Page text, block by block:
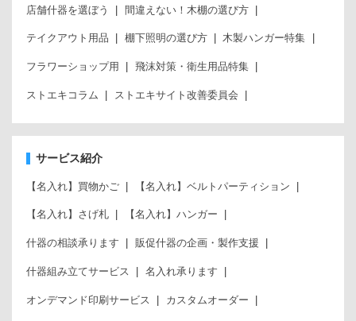
店舗什器を選ぼう 間違えない！木棚の選び方
テイクアウト用品 棚下照明の選び方 木製ハンガー特集
フラワーショップ用 飛沫対策・衛生用品特集
ストエキコラム ストエキサイト改善委員会
サービス紹介
【名入れ】買物かご 【名入れ】ベルトパーティション
【名入れ】さげ札 【名入れ】ハンガー
什器の相談承ります 販促什器の企画・製作支援
什器組み立てサービス 名入れ承ります
オンデマンド印刷サービス カスタムオーダー